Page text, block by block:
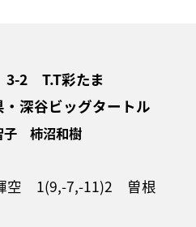
3-2 T.T彩たま
深谷ビッグタートル
子 柿沼和樹
空 1(9,-7,-11)2 曽根